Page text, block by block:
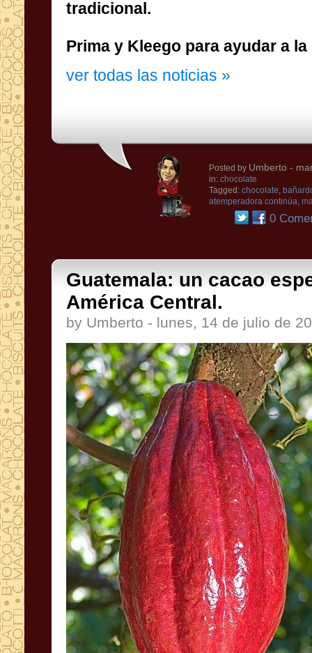
tradicional.
Prima y Kleego para ayudar a la
ver todas las noticias »
Posted by Umberto -
in: chocolate
Tagged: chocolate,
atemperadora continúa,
0
Guatemala: un cacao
América Central.
by Umberto - lunes, 14 de julio de